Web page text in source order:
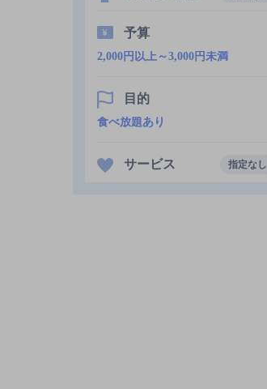
予算
2,000円以上～3,000円未満
目的
食べ放題あり
サービス 指定なし